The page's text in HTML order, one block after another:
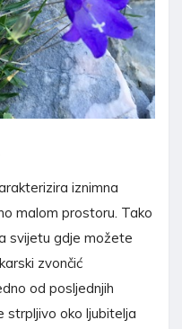
iznimna
malom prostoru. Tako
svijetu gdje možete
zvončić
od posljednjih
strpljivo oko ljubitelja